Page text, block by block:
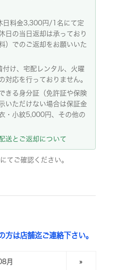
料金3,300円/1名にて定
日の当日返却は承っており
）でのご返却をお願いいた
け、宅配レンタル、火曜
対応を行っておりません。
きる身分証（免許証や保険
いただけない場合は保証金
・小紋5,000円、その他の
送とご返却について
てご確認ください。
は店舗迄ご連絡下さい。
月 »